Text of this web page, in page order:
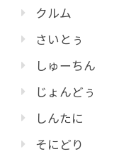
クルム
さいとぅ
しゅーちん
じょんどぅ
しんたに
そにどり